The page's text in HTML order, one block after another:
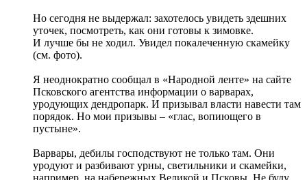
Но сегодня не выдержал: захотелось увидеть здешних
уточек, посмотреть, как они готовы к зимовке.
И лучше бы не ходил. Увидел покалеченную скамейку
(см. фото).
Я неоднократно сообщал в «Народной ленте» на сайте
Псковского агентства информации о варварах,
уродующих дендропарк. И призывал власти навести там
порядок. Но мои призывы – «глас, вопиющего в
пустыне».
Варвары, дебилы господствуют не только там. Они
уродуют и разбивают урны, светильники и скамейки,
например, на набережных Великой и Псковы. Не буду